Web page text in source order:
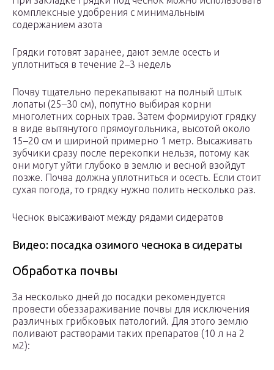
комплексные удобрения с минимальным
содержанием азота
Грядки готовят заранее, дают земле осесть и
уплотниться в течение 2–3 недель
Почву тщательно перекапывают на полный штык
лопаты (25–30 см), попутно выбирая корни
многолетних сорных трав. Затем формируют грядку
в виде вытянутого прямоугольника, высотой около
15–20 см и шириной примерно 1 метр. Высаживать
зубчики сразу после перекопки нельзя, потому как
они могут уйти глубоко в землю и весной взойдут
позже. Почва должна уплотниться и осесть. Если стоит
сухая погода, то грядку нужно полить несколько раз.
Чеснок высаживают между рядами сидератов
Видео: посадка озимого чеснока в сидераты
Обработка почвы
За несколько дней до посадки рекомендуется
провести обеззараживание почвы для исключения
различных грибковых патологий. Для этого землю
поливают растворами таких препаратов (10 л на 2
м2):